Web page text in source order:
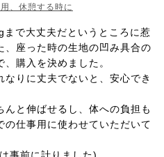
、休憩する時に
で大丈夫だというところに惹
、座った時の生地の凹み具合の
購入を決めました。
りに丈夫でないと、安心でき
と伸ばせるし、体への負担も
の仕事用に使わせていただいて
事前に計りました)